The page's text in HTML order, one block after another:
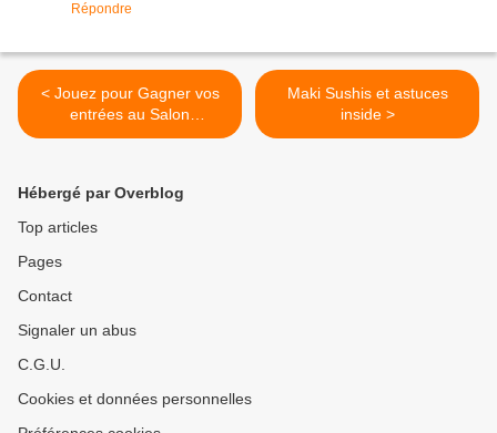
Répondre
< Jouez pour Gagner vos
entrées au Salon
International de l'Agriculture
Maki Sushis et astuces
inside >
Hébergé par Overblog
Top articles
Pages
Contact
Signaler un abus
C.G.U.
Cookies et données personnelles